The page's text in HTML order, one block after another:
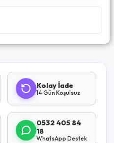
Kolay İade
14 Gün Koşulsuz
0532 405 84
18
WhatsApp Destek